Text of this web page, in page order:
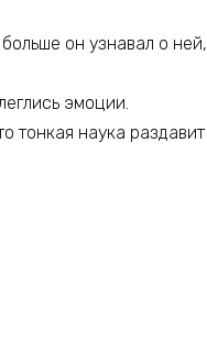
он узнавал о ней,
эмоции.
тонкая наука раздавит